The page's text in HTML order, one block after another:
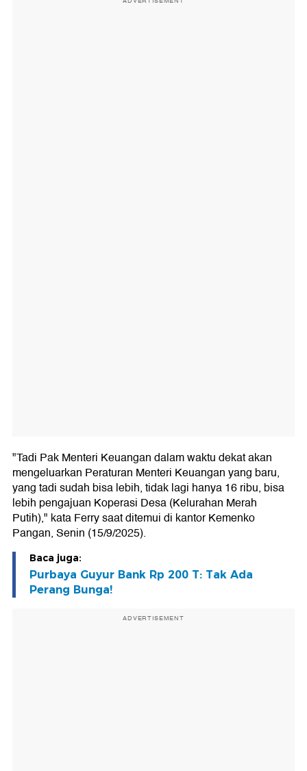
"Tadi Pak Menteri Keuangan dalam waktu dekat akan
mengeluarkan Peraturan Menteri Keuangan yang baru,
yang tadi sudah bisa lebih, tidak lagi hanya 16 ribu, bisa
lebih pengajuan Koperasi Desa (Kelurahan Merah
Putih)," kata Ferry saat ditemui di kantor Kemenko
Pangan, Senin (15/9/2025).
Baca juga:
Purbaya Guyur Bank Rp 200 T: Tak Ada
Perang Bunga!
ADVERTISEMENT